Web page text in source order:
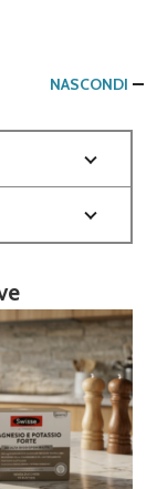
NASCONDI